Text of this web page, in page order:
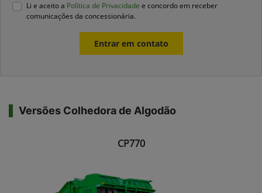
Li e aceito a Política de Privacidade e concordo em receber
comunicações da concessionária.
Entrar em contato
Versões Colhedora de Algodão
CP770